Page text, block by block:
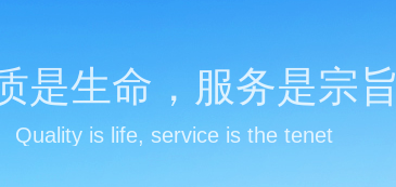
是生命，服务是宗旨
Quality is life, service is the tenet